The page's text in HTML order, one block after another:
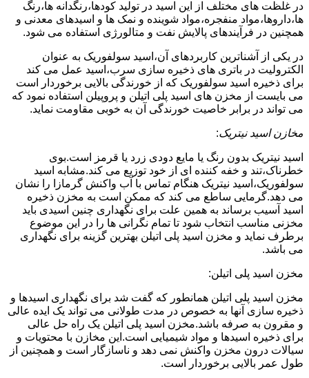
در غلظت های مختلف از این اسید در تولید کودها،رنگدانه ها،رنگ
ها،داروها،مواد منفجره،مواد شوینده و نمک ها و اسیدهای معدنی و
همچنین در فرآیندهای پالایش نفت و متالورژی استفاده می شود.
در یکی از آشناترین کاربردهای آن،اسید سولفوریک به عنوان
الکترولیت در باتری های ذخیره سازی سرب،اسید عمل می کند
برای ذخیره اسید سولفوریک که از خورندگی بالایی برخوردار است
می بایست از مخزن های اسید پلی اتیلن و پروپیلن استفاده نمود که
می تواند در برابر خاصیت خورندگی آن به خوبی مقاومت نماید.
مخازن اسید نیتریک:
اسید نیتریک بدون رنگ یا مایع دودی زرد یا قرمز است.بوی
خطرناک،تند و خفه کننده ای از خود توزیع می کند.مشابه اسید
سولفوریک،اسید نیتریک هنگام تماس با آب واکنش گرمازا را نشان
می دهد.گرمایی ساطع می کند که ممکن است به مخزن ذخیره
اسید آسیب برساند به همین علت برای نگهداری چنین اسیدی باید
مخزنی مناسب انتخاب شود تا تمام نگرانی ها را در این موضوع
برطرف نماید و مخزن اسید پلی اتیلن بهترین گزینه برای نگهداری
می باشد.
مخزن اسید پلی اتیلن:
مخزن اسید پلی اتیلن همانطور که گفت شد برای نگهداری اسیدها و
ذخیره سازی آنها به خصوص در مدت طولانی می تواند یک ایده عالی
و مقرون به صرفه باشد.مخزن اسید پلی اتیلن یک راه حل عالی
برای ذخیره اسیدها و مواد شیمیایی است.این مخازن با محتویات و
سیالات درون مخزن واکنش نمی دهد و ناسازگار است و همچنین از
طول عمر بالایی برخوردار است.